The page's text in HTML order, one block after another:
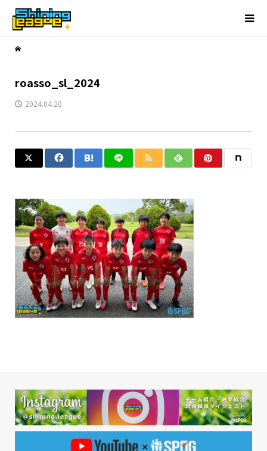
roasso_sl_2024
2024.04.20